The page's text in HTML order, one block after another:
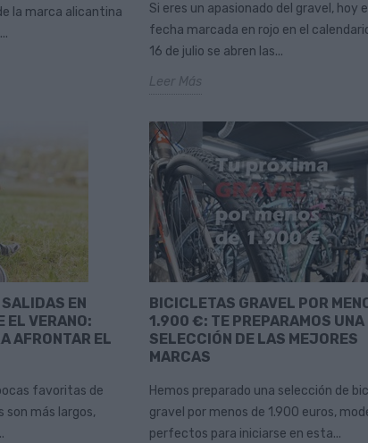
la marca alicantina
Si eres un apasionado del gravel, hoy
fecha marcada en rojo en el
16 de julio se abren las...
Leer Más
EN
EL VERANO:
AFRONTAR EL
favoritas de
son más largos,
BICICLETAS GRAVEL POR
1.900 €: TE PREPARAMOS UNA
SELECCIÓN DE LAS MEJORES
MARCAS
Hemos preparado una selección de
gravel por menos de 1.900 euros,
perfectos para iniciarse en esta...